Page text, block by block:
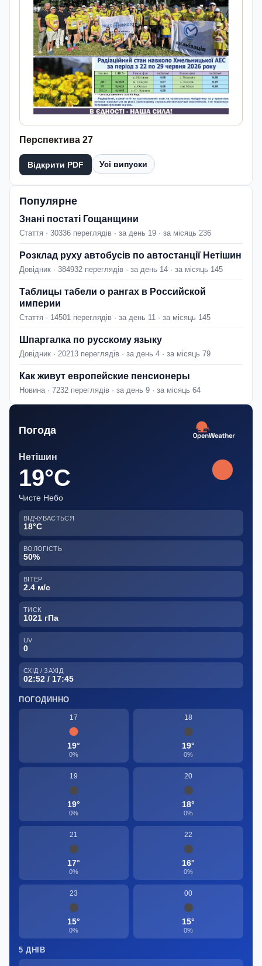
Перспектива 27
Відкрити PDF Усі випуски
Популярне
Знані постаті Гощанщини
Стаття · 30336 переглядів · за день 19 · за місяць 236
Розклад руху автобусів по автостанції Нетішин
Довідник · 384932 переглядів · за день 14 · за місяць 145
Таблицы табели о рангах в Российской
империи
Стаття · 14501 переглядів · за день 11 · за місяць 145
Шпаргалка по русскому языку
Довідник · 20213 переглядів · за день 4 · за місяць 79
Как живут европейские пенсионеры
Новина · 7232 переглядів · за день 9 · за місяць 64
Погода
Нетішин
19°C
Чисте Небо
ВІДЧУВАЄТЬСЯ
18°C
ВОЛОГІСТЬ
50%
ВІТЕР
2.4 м/с
ТИСК
1021 гПа
UV
0
СХІД / ЗАХІД
02:52 / 17:45
ПОГОДИННО
17
19°
0%
18
19°
0%
19
19°
0%
20
18°
0%
21
17°
0%
22
16°
0%
23
15°
0%
00
15°
0%
5 ДНІВ